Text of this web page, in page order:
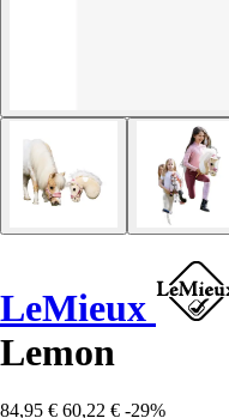
LeMieux
Lemon
84,95 € 60,22 € -29%